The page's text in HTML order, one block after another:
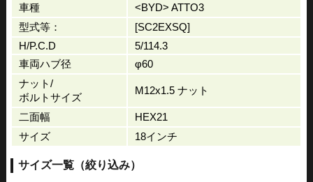
車種
<BYD> ATTO3
型式等：
[SC2EXSQ]
H/P.C.D
5/114.3
車両ハブ径
φ60
ナット/
ボルトサイズ
M12x1.5 ナット
二面幅
HEX21
サイズ
18インチ
サイズ一覧（絞り込み）